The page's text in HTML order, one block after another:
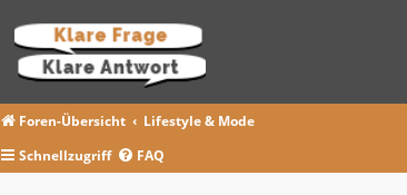
Foren-Übersicht
Lifestyle & Mode
Schnellzugriff
FAQ